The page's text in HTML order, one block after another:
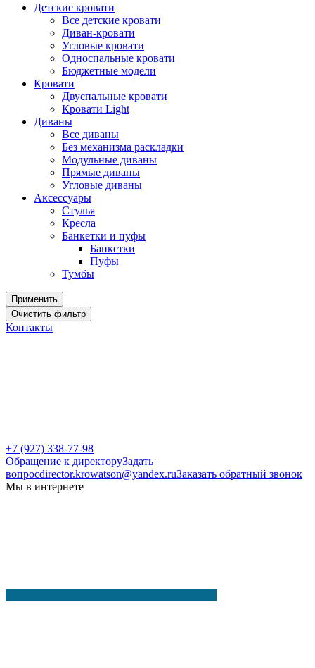
Детские кровати
Все детские кровати
Диван-кровати
Угловые кровати
Односпальные кровати
Бюджетные модели
Кровати
Двуспальные кровати
Кровати Light
Диваны
Все диваны
Без механизма раскладки
Модульные диваны
Прямые диваны
Угловые диваны
Аксессуары
Стулья
Кресла
Банкетки и пуфы
Банкетки
Пуфы
Тумбы
Контакты
+7 (927) 338-77-98
Обращение к директоруЗадать
вопросdirector.krowatson@yandex.ruЗаказать обратный звонок
Мы в интернете